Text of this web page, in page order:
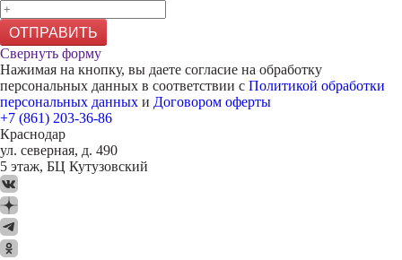
ОТПРАВИТЬ
Свернуть форму
Нажимая на кнопку, вы даете согласие на обработку
персональных данных в соответствии с Политикой обработки
персональных данных и Договором оферты
+7 (861) 203-36-86
Краснодар
ул. северная, д. 490
5 этаж, БЦ Кутузовский